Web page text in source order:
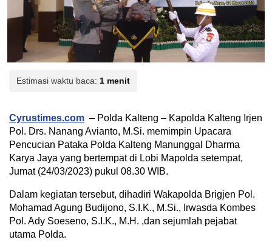
Estimasi waktu baca: 1 menit
Cyrustimes.com – Polda Kalteng – Kapolda Kalteng Irjen
Pol. Drs. Nanang Avianto, M.Si. memimpin Upacara
Pencucian Pataka Polda Kalteng Manunggal Dharma
Karya Jaya yang bertempat di Lobi Mapolda setempat,
Jumat (24/03/2023) pukul 08.30 WIB.
Dalam kegiatan tersebut, dihadiri Wakapolda Brigjen Pol.
Mohamad Agung Budijono, S.I.K., M.Si., Irwasda Kombes
Pol. Ady Soeseno, S.I.K., M.H. ,dan sejumlah pejabat
utama Polda.